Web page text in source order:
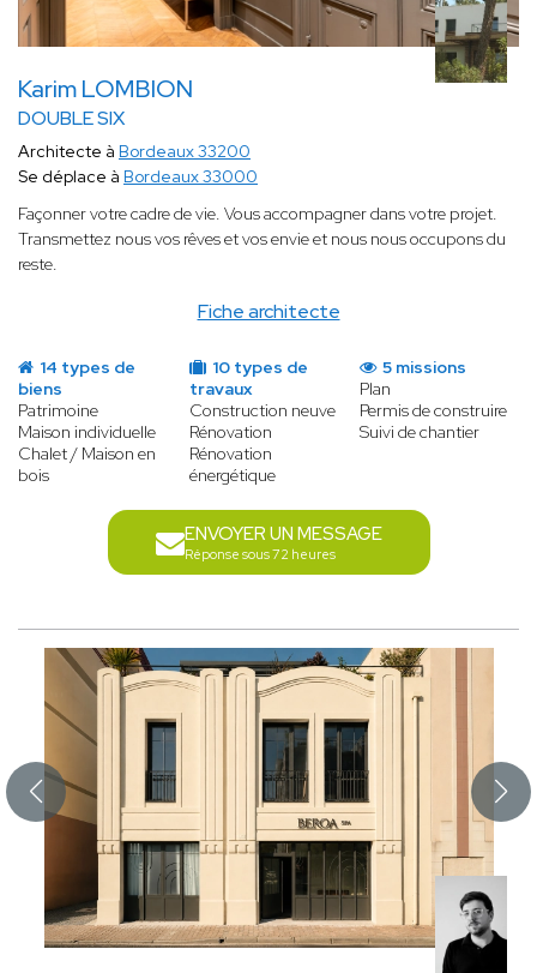
Karim LOMBION
DOUBLE SIX
Fiche architecte
Architecte à Bordeaux 33200
Se déplace à Bordeaux 33000
Façonner votre cadre de vie. Vous accompagner dans votre projet.
Transmettez nous vos rêves et vos envie et nous nous occupons du
reste.
14 types de
biens
Patrimoine
Maison individuelle
Chalet / Maison en
bois
10 types de
travaux
Construction neuve
Rénovation
Rénovation
énergétique
5 missions
Plan
Permis de construire
Suivi de chantier
ENVOYER UN MESSAGE
Réponse sous 72 heures